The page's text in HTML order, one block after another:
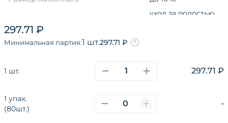
297.71 ₽
Минимальная партия:1 шт.297.71 ₽
1 шт. 297.71 ₽
1 упак.
(80шт.)
-
Назначение товара
уход за полостью
Линия торговой марки на языке
оригинала
Чистим зубы